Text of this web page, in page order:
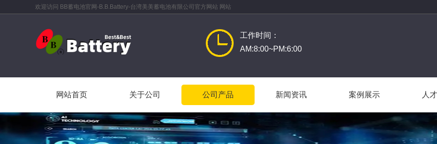
欢迎访问 BB蓄电池官网-B.B.Battery-台湾美美蓄电池有限公司官方网站 网站
工作时间：
AM:8:00~PM:6:00
网站首页 关于公司 公司产品 新闻资讯 案例展示 人